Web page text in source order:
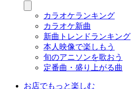
カラオケランキング
カラオケ新曲
新曲トレンドランキング
本人映像で楽しもう
旬のアニソンを歌おう
定番曲・盛り上がる曲
お店でもっと楽しむ